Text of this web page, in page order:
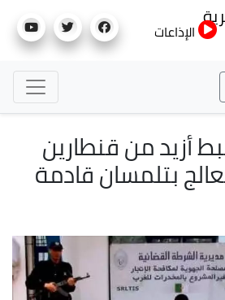
إلى
الإذاعات
من قنطارين
بتلمسان قادمة